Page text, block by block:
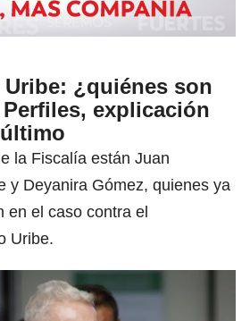
¿quiénes son
explicación
la Fiscalía están Juan
y Deyanira Gómez, quienes ya
en el caso contra el
Uribe.